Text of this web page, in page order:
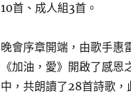
10首、成人組3首。
晚會序章開端，由歌手惠
《加油，愛》開啟了感
中，共朗讀了28首詩歌，